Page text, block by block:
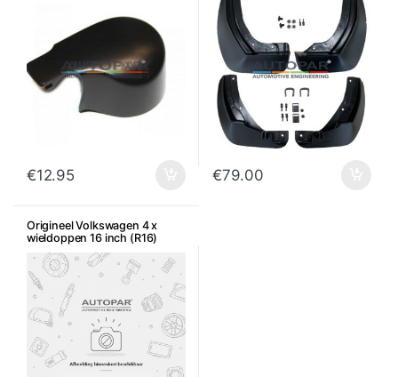
€12.95 €79.00
Origineel Volkswagen 4 x
wieldoppen 16 inch (R16)